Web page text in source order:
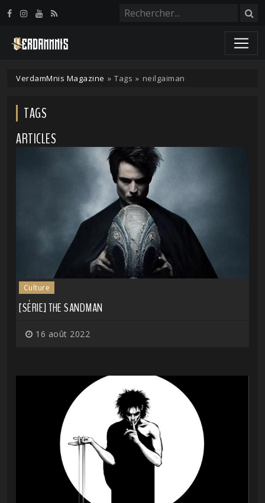
VerdamMnis Magazine » Tags » neilgaiman
TAGS
ARTICLES
Culture
[SÉRIE] THE SANDMAN
16 août 2022
Panneau de gestion des cookies